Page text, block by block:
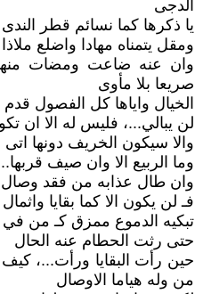
الدجى
يا ذكرها كما نسائم قطر الندى
ومقل يتمناه مهادا واضلع ملاذا
وان عنه ضاعت ومضات
صريعا بلا مأوى
الخيال واياها كل الفصول
لن يبالي...، فليس له الا ان
والا سيكون الخريف دونها اتى
وما الربيع الا وان صيف
وان طال عذابه من فقد
فـ لن يكون الا كما بقايا واثمال
تبكيه الدموع ممزق كـ من
حتى رثت الحطام عنه الحال
حين رأت البقايا ورأت...،
من وله هياما الاوصال